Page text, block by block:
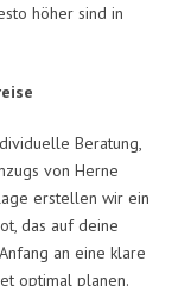
höher sind in
Beratung,
von Herne
erstellen wir ein
das auf deine
an eine klare
optimal planen.